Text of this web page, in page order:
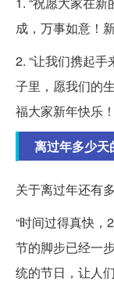
成，万事如意！
2. “让我们携起
子里，愿我们的
福大家新年快乐
离过年多少天
关于离过年还有
“时间过得真快
节的脚步已经一
统的节日，让人